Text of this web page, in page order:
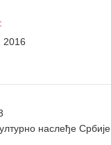
2016
наслеђе Србије